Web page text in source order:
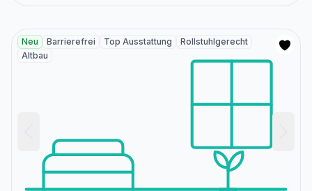
Neu Barrierefrei Top Ausstattung
Rollstuhlgerecht
Altbau